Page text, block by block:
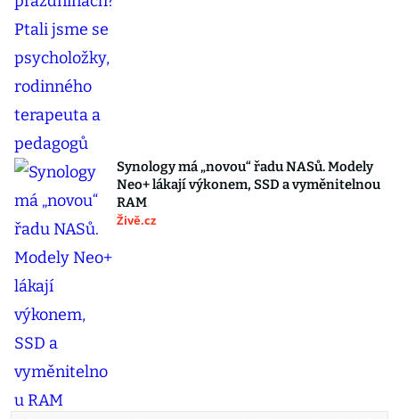
Synology má „novou“ řadu NASů. Modely
Neo+ lákají výkonem, SSD a vyměnitelnou
RAM
Živě.cz